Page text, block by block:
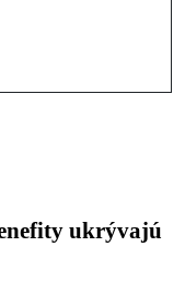
ukrývajú